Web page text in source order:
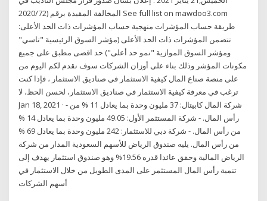
المخالفة المقيدة برقم (2020/72 See full list on mawdoo3.com
طريقة حساب المؤشرات منهجية حساب المؤشرات ذات الحد الأعلى:
تتضمن المؤشرات ذات الحد الأعلى (مؤشر السوق الرئيسية "تاسي"
ومؤشر السوق الموازية "نمو حد أعلى") حد اقصى مطبق على جميع
مكونات المؤشر وذلك بناء على أوزان الشركات سوف نقدم لكم اليوم من
على منصة صناع المال كيفية الاستثمار في صناديق الاستثمار ، فإذا كنت
ترغب في معرفة كيفية الاستثمار في صناديق الاستثمار، لحسن الحظ، لا
Jan 18, 2021 · - شركة المال كابيتال: 37 مليون وحدة بما يعادل 11 % من
رأس المال. - شركة المستثمر الأول: 49.05 مليون وحدة بما يعادل 14 %
من رأس المال. - شركة دبي للاستثمار: 242 مليون وحدة بما يعادل 69 %
من رأس المال. يليه صندوق الرياض للأسهم السعودية المدار من شركة
الرياض المالية وحقق عائدا قدره 19.56% وهو صندوق استثمار يهدف إلى
تنمية رأس المال المستثمر على المدى الطويل من خلال الاستثمار في
أسهم الشركات